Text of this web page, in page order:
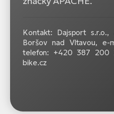
Kontakt: Dajsport
Boršov nad Vltavou, e-
telefon: +420 387 200
bike.cz